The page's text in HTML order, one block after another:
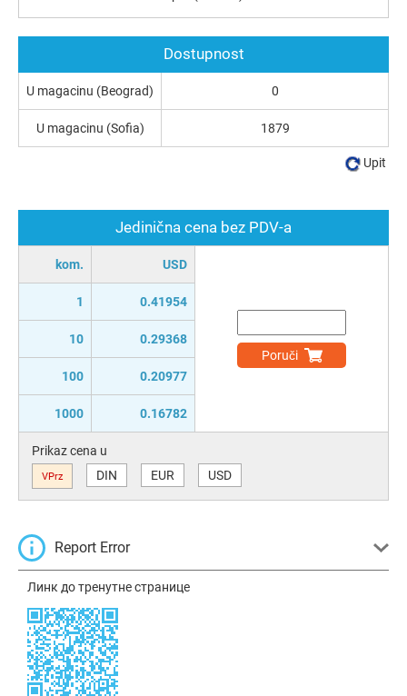
Jedinična cena bez PDV-a
kom. USD
1 0.41954
10 0.29368
100 0.20977
1000 0.16782
Poruči
Prikaz cena u
VPrz DIN EUR USD
Report Error
Линк до тренутне странице
Dostupnost
U magacinu (Beograd) 0
U magacinu (Sofia) 1879
Upit